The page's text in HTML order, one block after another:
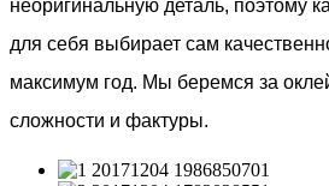
неоригинальную деталь, поэтому
для себя выбирает сам
максимум год. Мы беремся за
сложности и фактуры.